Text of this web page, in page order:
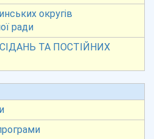
округів
ради
ТА ПОСТІЙНИХ